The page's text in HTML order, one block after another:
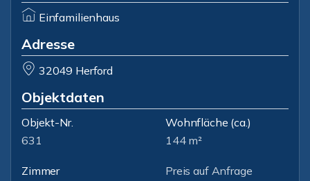
Einfamilienhaus
Adresse
32049 Herford
Objektdaten
Objekt-Nr.
631
Wohnfläche (ca.)
144 m²
Zimmer
Preis auf Anfrage